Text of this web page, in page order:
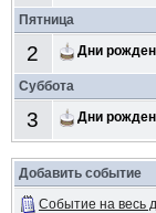
Пятница
2 Дни
Суббота
3 Дни
Добавить событие
Событие на весь